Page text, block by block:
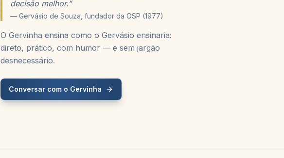
decisão melhor.”
— Gervásio de Souza, fundador da OSP (1977)
O Gervinha ensina como o Gervásio ensinaria:
direto, prático, com humor — e sem jargão
desnecessário.
Conversar com o Gervinha